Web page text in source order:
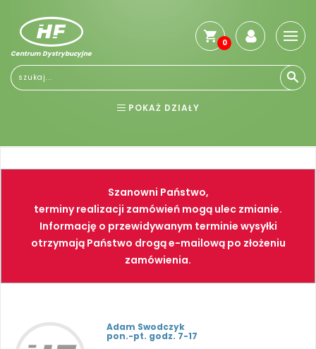
Centrum Dystrybucyjne
0
POKAŻ DZIAŁY
NARZĘDZIA SPAWALNICTWO
FARBY PNEUMATYKA
Szanowni Państwo,
terminy realizacji zamówień mogą ulec zmianie.
Informację o przewidywanym terminie wysyłki
otrzymają Państwo drogą e-mailową po złożeniu
zamówienia.
Adam Swodczyk
pon.-pt. godz. 7-17